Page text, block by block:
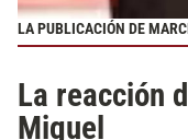
LA PUBLICACIÓN DE
La reacción
Miguel